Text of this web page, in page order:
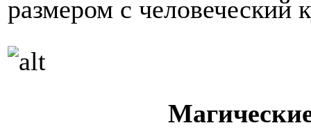
размером с человеческий